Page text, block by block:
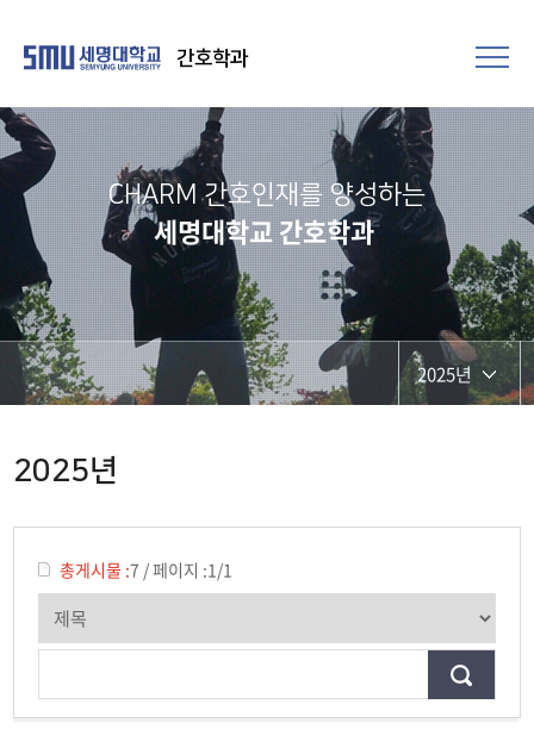
간호학과
CHARM 간호인재를 양성하는
세명대학교 간호학과
2025년
2023년
2022년
2021년
2025년
총게시물 :7 /페이지 :1/1